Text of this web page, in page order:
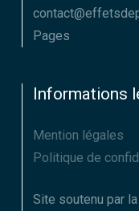
Pages
Informations
Mention légales
Politique de
Site soutenu par